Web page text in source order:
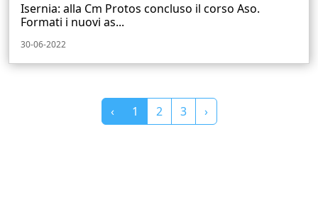
Isernia: alla Cm Protos concluso il corso Aso.
Formati i nuovi as...
30-06-2022
‹ 1 2 3 ›